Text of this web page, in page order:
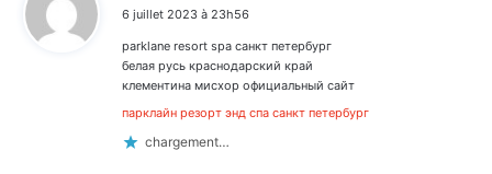
:
6 juillet 2023 à 23h56
parklane resort spa санкт петербург
белая русь краснодарский край
клементина мисхор официальный сайт
парклайн резорт энд спа санкт петербург
chargement…